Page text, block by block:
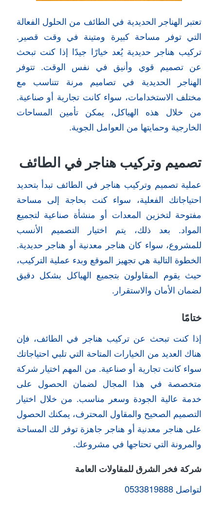
تعتبر الهناجر الحديدية في الطائف من الحلول الفعالة
التي توفر مساحة كبيرة ومتينة في وقت قصير.
تركيب هناجر حديدية يُعد خيارًا جيدًا إذا كنت تبحث
عن تصميم قوي وأنيق في نفس الوقت. تتوفر
الهناجر الحديدية في تصاميم مرنة تتناسب مع
مختلف الاستخدامات، سواء كانت تجارية أو صناعية.
من خلال هذه الهياكل، يمكن تأمين المساحات
الخارجية وحمايتها من العوامل الجوية.
تصميم وتركيب هناجر في الطائف
عملية تصميم وتركيب هناجر في الطائف تبدأ بتحديد
احتياجاتك الفعلية، سواء كنت بحاجة إلى مساحة
مفتوحة لتخزين المعدات أو منشأة صناعية لتجميع
المواد. بعد ذلك، يتم اختيار التصميم الأنسب
للمشروع، سواء كان هناجر معدنية أو هناجر حديدية.
الخطوة التالية هي تجهيز الموقع وبدء عملية التركيب،
حيث يقوم المقاولون بتجميع الهياكل بشكل دقيق
لضمان الأمان والاستقرار.
ختامًا
إذا كنت تبحث عن تركيب هناجر في الطائف، فإن
هناك العديد من الخيارات المتاحة التي تلبي احتياجاتك
سواء كانت تجارية أو صناعية. من المهم اختيار شركة
متخصصة في هذا المجال لضمان الحصول على
خدمة عالية الجودة وسعر مناسب. من خلال اختيار
التصميم الصحيح والمقاول المحترف، يمكنك الحصول
على هناجر معدنية أو هناجر جاهزة توفر لك المساحة
والمرونة التي تحتاجها في مشروعك.
شركة فخر الشرق للمقاولات العامة
لتواصل 0533819888